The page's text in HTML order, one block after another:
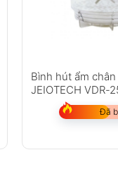
Bình hút ẩm
JEIOTECH VDR-
Đã